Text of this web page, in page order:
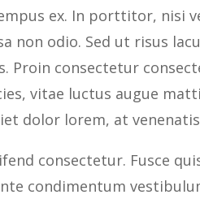
ex. In porttitor, nisi
non odio. Sed ut risus
Proin consectetur
vitae luctus augue
dolor lorem, at
consectetur. Fusce
condimentum